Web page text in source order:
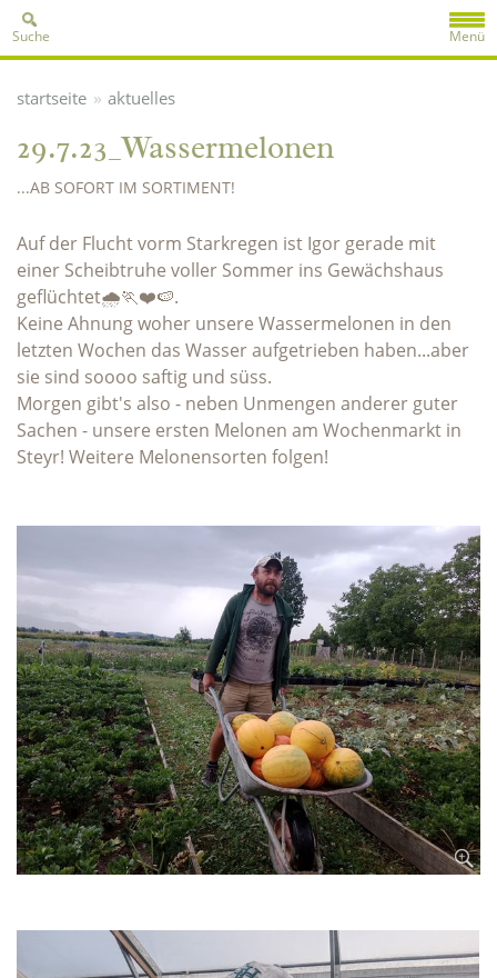
Menü
Suche
startseite » aktuelles
29.7.23_Wassermelonen
...AB SOFORT IM SORTIMENT!
Auf der Flucht vorm Starkregen ist Igor gerade mit
einer Scheibtruhe voller Sommer ins Gewächshaus
geflüchtet🌧️🏃❤️🍉.
Keine Ahnung woher unsere Wassermelonen in den
letzten Wochen das Wasser aufgetrieben haben...aber
sie sind soooo saftig und süss.
Morgen gibt's also - neben Unmengen anderer guter
Sachen - unsere ersten Melonen am Wochenmarkt in
Steyr! Weitere Melonensorten folgen!